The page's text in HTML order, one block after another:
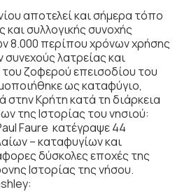
αποτελεί και σήμερα τόπο
συλλογικής συνοχής
8.000 περίπου χρόνων χρήσης
λατρείας και
του ζοφερού επεισοδίου του
ως καταφύγιο,
στην Κρήτη κατά τη διάρκεια
της Ιστορίας του νησιού:
Faure κατέγραψε 44
– καταφυγίων και
δύσκολες εποχές της
Ιστορίας της νήσου.